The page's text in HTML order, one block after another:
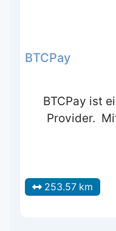
BTCPay
BTCPay ist
Provider.
253.57 km